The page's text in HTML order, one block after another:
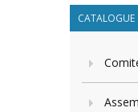
CATALOGUE